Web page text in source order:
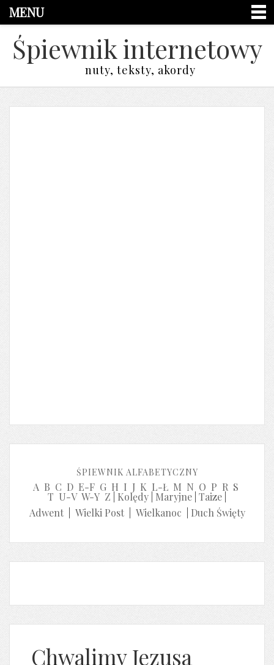
MENU
Śpiewnik internetowy
nuty, teksty, akordy
ŚPIEWNIK ALFABETYCZNY
A B C D E-F G H I J K L-Ł M N O P R S
T U-V W-Y Z Kolędy Maryjne Taize
Adwent| Wielki Post| Wielkanoc Duch Święty
Chwalimy Jezusa